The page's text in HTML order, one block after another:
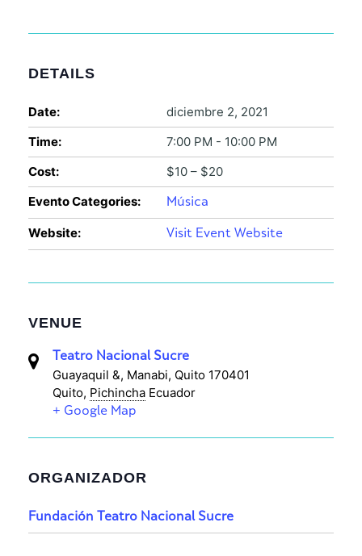
DETAILS
Date:
diciembre 2, 2021
Time:
7:00 PM - 10:00 PM
Cost:
$10 – $20
Evento Categories:
Música
Website: Visit Event Website
VENUE
Teatro Nacional Sucre
Guayaquil &, Manabi, Quito 170401
Quito, Pichincha Ecuador
+ Google Map
ORGANIZADOR
Fundación Teatro Nacional Sucre